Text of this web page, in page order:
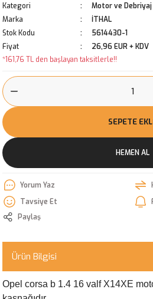
Kategori
Motor ve Debriyaj
Marka
İTHAL
Stok Kodu
5614430-1
Fiyat
26,96 EUR + KDV
*161,76 TL den başlayan taksitlerle!!
SEPETE
HEMEN AL
Yorum Yaz
Tavsiye Et
Paylaş
Ürün Bilgisi
Opel corsa b 1.4 16 valf X14XE